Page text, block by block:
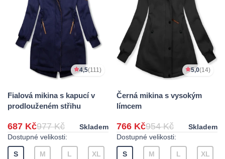
4,5(111)
Fialová mikina s kapucí v
prodlouženém střihu
687 Kč977 Kč
Skladem
Dostupné velikosti:
S M L XL
5,0(14)
Černá mikina s vysokým
límcem
766 Kč954 Kč
Skladem
Dostupné velikosti:
S M L XL